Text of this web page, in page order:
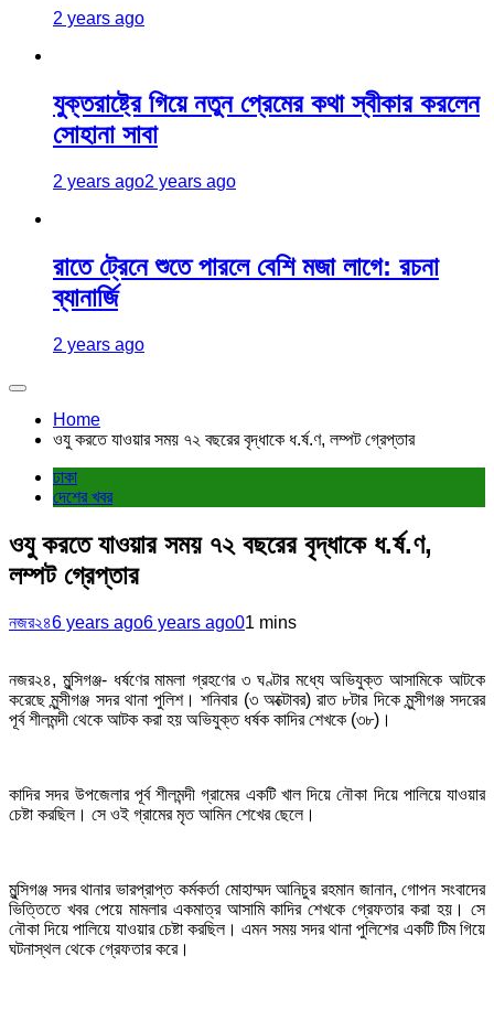
2 years ago
যুক্তরাষ্ট্রে গিয়ে নতুন প্রেমের কথা স্বীকার করলেন
সোহানা সাবা
2 years ago2 years ago
রাতে ট্রেনে শুতে পারলে বেশি মজা লাগে: রচনা
ব্যানার্জি
2 years ago
Home
ওযু করতে যাওয়ার সময় ৭২ বছরের বৃদ্ধাকে ধ.র্ষ.ণ, লম্পট গ্রেপ্তার
ঢাকা
দেশের খবর
ওযু করতে যাওয়ার সময় ৭২ বছরের বৃদ্ধাকে ধ.র্ষ.ণ,
লম্পট গ্রেপ্তার
নজর২৪6 years ago6 years ago01 mins
নজর২৪, মুন্সিগঞ্জ- ধর্ষণের মামলা গ্রহণের ৩ ঘণ্টার মধ্যে অভিযুক্ত আসামিকে আটকে
করেছে মুন্সীগঞ্জ সদর থানা পুলিশ। শনিবার (৩ অক্টোবর) রাত ৮টার দিকে মুন্সীগঞ্জ সদরের
পূর্ব শীলমন্দী থেকে আটক করা হয় অভিযুক্ত ধর্ষক কাদির শেখকে (৩৮)।
কাদির সদর উপজেলার পূর্ব শীলমন্দী গ্রামের একটি খাল দিয়ে নৌকা দিয়ে পালিয়ে যাওয়ার
চেষ্টা করছিল। সে ওই গ্রামের মৃত আমিন শেখের ছেলে।
মুন্সিগঞ্জ সদর থানার ভারপ্রাপ্ত কর্মকর্তা মোহাম্মদ আনিচুর রহমান জানান, গোপন সংবাদের
ভিত্তিতে খবর পেয়ে মামলার একমাত্র আসামি কাদির শেখকে গ্রেফতার করা হয়। সে
নৌকা দিয়ে পালিয়ে যাওয়ার চেষ্টা করছিল। এমন সময় সদর থানা পুলিশের একটি টিম গিয়ে
ঘটনাস্থল থেকে গ্রেফতার করে।